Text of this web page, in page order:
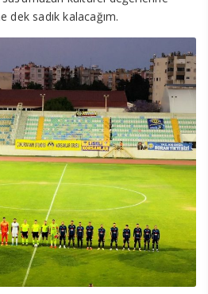
dek sadık kalacağım.